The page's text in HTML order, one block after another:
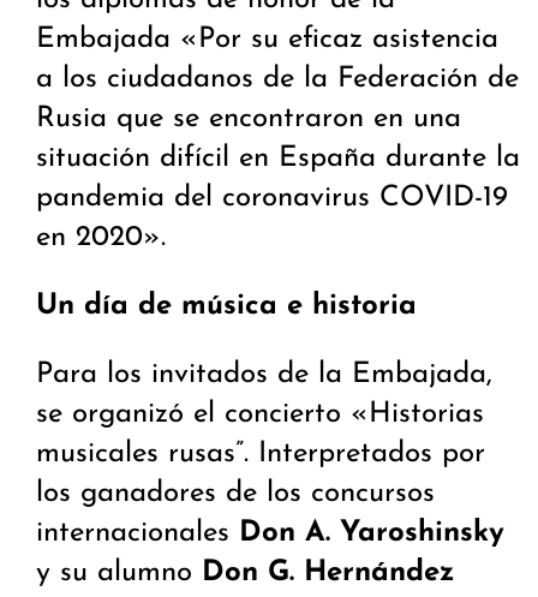
Embajada «Por su eficaz asistencia
a los ciudadanos de la Federación de
Rusia que se encontraron en una
situación difícil en España durante la
pandemia del coronavirus COVID-19
en 2020».
Un día de música e historia
Para los invitados de la Embajada,
se organizó el concierto «Historias
musicales rusas”. Interpretados por
los ganadores de los concursos
internacionales Don A. Yaroshinsky
y su alumno Don G. Hernández